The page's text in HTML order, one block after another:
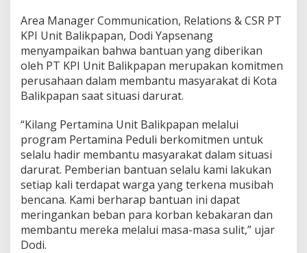
Area Manager Communication, Relations & CSR PT
KPI Unit Balikpapan, Dodi Yapsenang
menyampaikan bahwa bantuan yang diberikan
oleh PT KPI Unit Balikpapan merupakan komitmen
perusahaan dalam membantu masyarakat di Kota
Balikpapan saat situasi darurat.
“Kilang Pertamina Unit Balikpapan melalui
program Pertamina Peduli berkomitmen untuk
selalu hadir membantu masyarakat dalam situasi
darurat. Pemberian bantuan selalu kami lakukan
setiap kali terdapat warga yang terkena musibah
bencana. Kami berharap bantuan ini dapat
meringankan beban para korban kebakaran dan
membantu mereka melalui masa-masa sulit,” ujar
Dodi.